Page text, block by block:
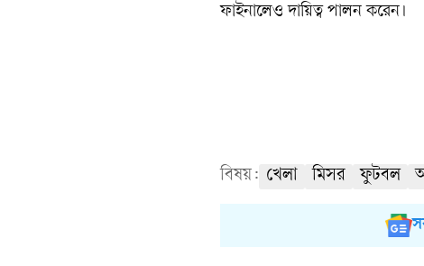
ফাইনালেও দায়িত্ব পালন করেন।
বিষয়: খেলা মিসর ফুটবল